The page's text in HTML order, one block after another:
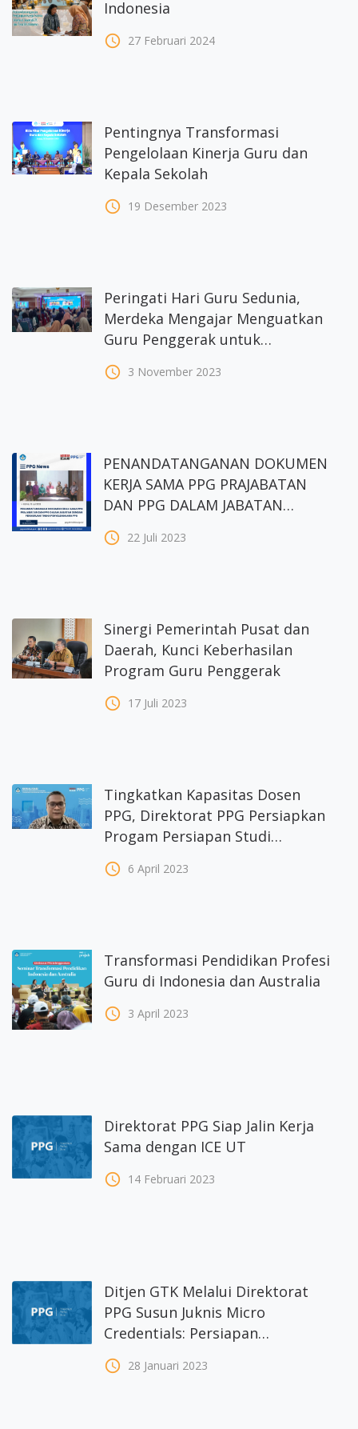
Indonesia
access_time 27 Februari 2024
Pentingnya Transformasi
Pengelolaan Kinerja Guru dan
Kepala Sekolah
access_time 19 Desember 2023
Peringati Hari Guru Sedunia,
Merdeka Mengajar Menguatkan
Guru Penggerak untuk
access_time 3 November 2023
PENANDATANGANAN DOKUMEN
KERJA SAMA PPG PRAJABATAN
DAN PPG DALAM JABATAN
PENYELENGGARA PPG
access_time 22 Juli 2023
Sinergi Pemerintah Pusat dan
Daerah, Kunci Keberhasilan
Program Guru Penggerak
access_time 17 Juli 2023
Tingkatkan Kapasitas Dosen
PPG, Direktorat PPG Persiapkan
Progam Persiapan Studi
access_time 6 April 2023
Transformasi Pendidikan Profesi
Guru di Indonesia dan Australia
access_time 3 April 2023
Direktorat PPG Siap Jalin Kerja
Sama dengan ICE UT
access_time 14 Februari 2023
Ditjen GTK Melalui Direktorat
PPG Susun Juknis Micro
Credentials: Persiapan
access_time 28 Januari 2023